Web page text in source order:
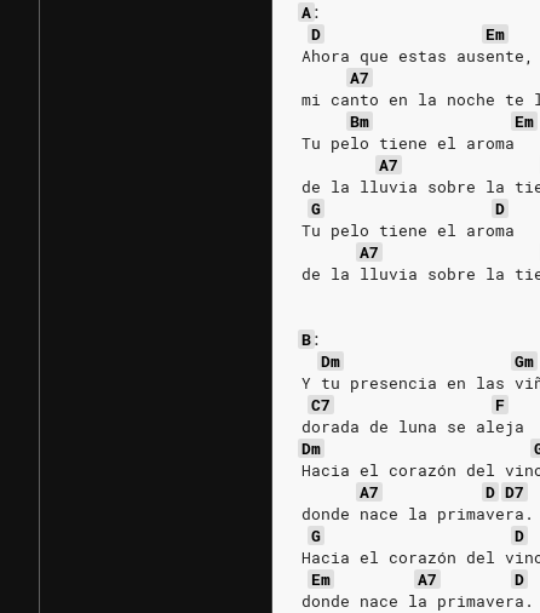
A:
D
Em
Ahora que estas ausente,
A7
mi canto en la noche te
Bm
Em
Tu pelo tiene el aroma
A7
de la lluvia sobre la
G
D
Tu pelo tiene el aroma
A7
de la lluvia sobre la
B:
Dm
Gm
Y tu presencia en las
C7
F
dorada de luna se aleja
Dm
Hacia el corazón del
A7
D D7
donde nace la primavera.
G
D
Hacia el corazón del
Em
A7
D
donde nace la primavera.